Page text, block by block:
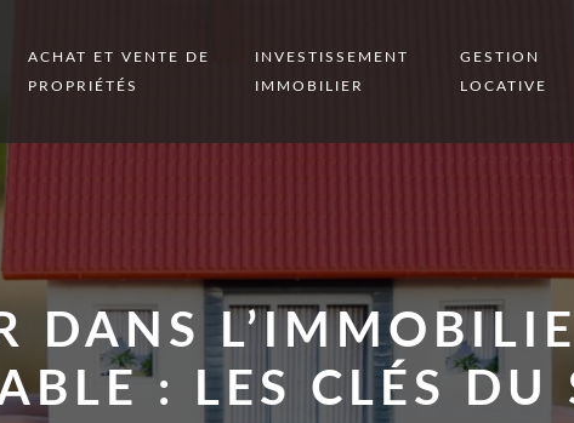
ACHAT ET VENTE DE
PROPRIÉTÉS
INVESTISSEMENT
IMMOBILIER
GESTION
LOCATIVE
DANS
: LES CLÉS DU